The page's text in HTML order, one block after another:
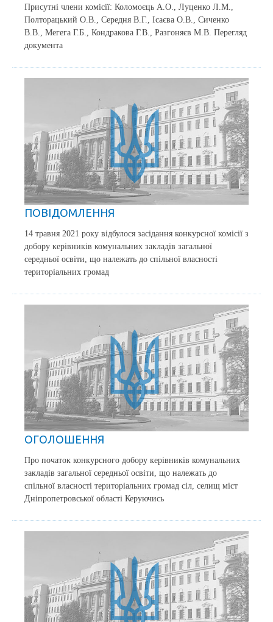
Присутні члени комісії: Коломоєць А.О., Луценко Л.М.,
Полторацький О.В., Середня В.Г., Ісаєва О.В., Сиченко
В.В., Мегега Г.Б., Кондракова Г.В., Разгоняєв М.В. Перегляд
документа
ПОВІДОМЛЕННЯ
14 травня 2021 року відбулося засідання конкурсної комісії з
добору керівників комунальних закладів загальної
середньої освіти, що належать до спільної власності
територіальних громад
ОГОЛОШЕННЯ
Про початок конкурсного добору керівників комунальних
закладів загальної середньої освіти, що належать до
спільної власності територіальних громад сіл, селищ міст
Дніпропетровської області Керуючись